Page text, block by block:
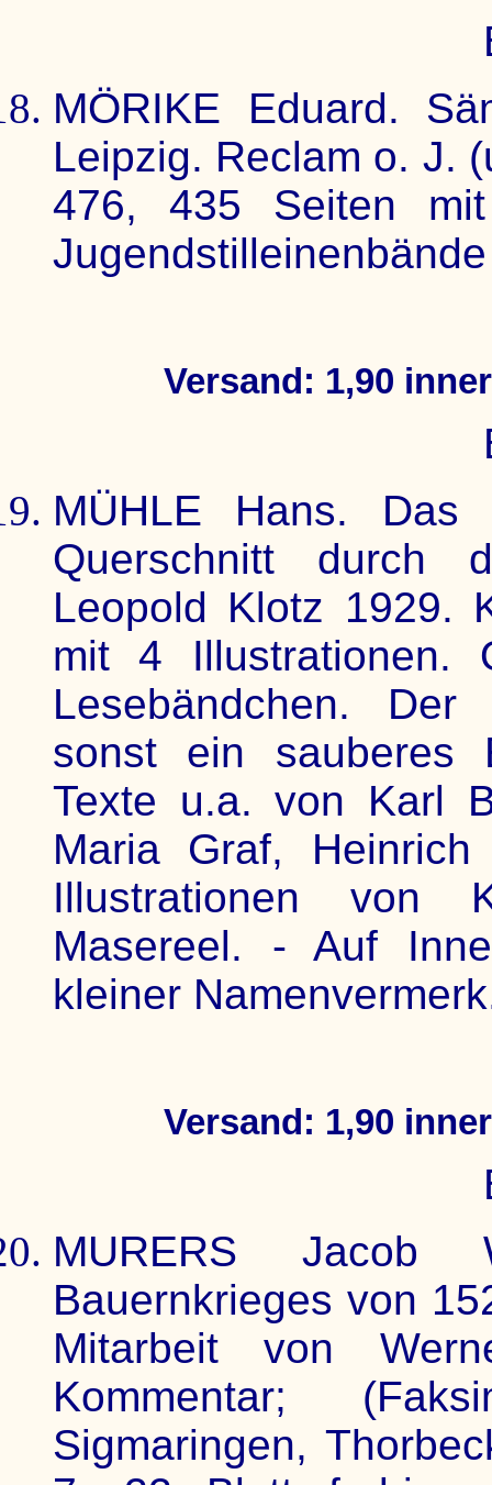
MÖRIKE Eduard.
Leipzig. Reclam o. J.
476, 435 Seiten
Versand: 1,90
MÜHLE Hans. Das
Querschnitt durch
Leopold Klotz 1929.
mit 4 Illustrationen.
Lesebändchen.
sonst ein sauberes
Texte u.a. von Karl
Maria Graf,
Illustrationen von
Masereel. - Auf
kleiner
Versand: 1,90
MURERS Jacob
Bauernkrieges von
Mitarbeit von
Kommentar;
Sigmaringen,